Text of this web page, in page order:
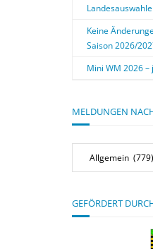
Keine
Saison 2026/
Mini WM 2026
MELDUNGEN
Meldungen
nach
Kategorien
GEFÖRDERT